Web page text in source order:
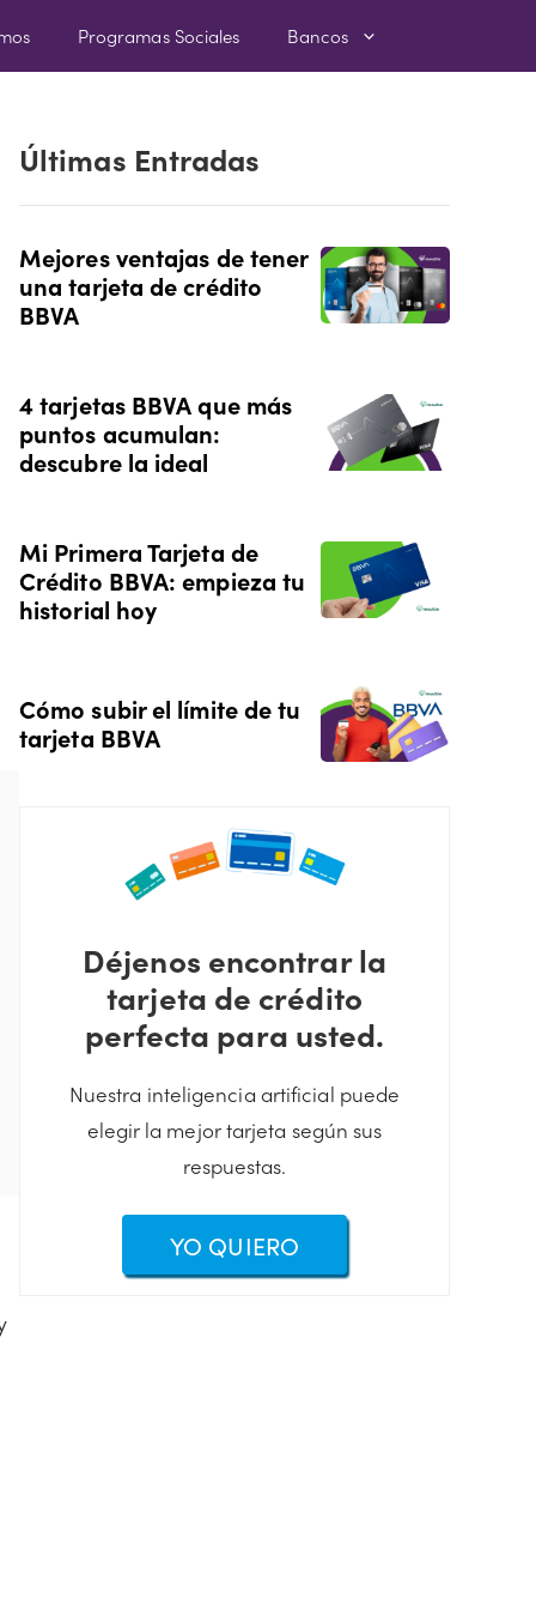
Programas Sociales Bancos
Últimas Entradas
Mejores ventajas de tener
una tarjeta de crédito
BBVA
4 tarjetas BBVA que más
puntos acumulan:
descubre la ideal
Mi Primera Tarjeta de
Crédito BBVA: empieza tu
historial hoy
Cómo subir el límite de tu
tarjeta BBVA
Déjenos encontrar la
tarjeta de crédito
perfecta para usted.
Nuestra inteligencia artificial puede
elegir la mejor tarjeta según sus
respuestas.
YO QUIERO